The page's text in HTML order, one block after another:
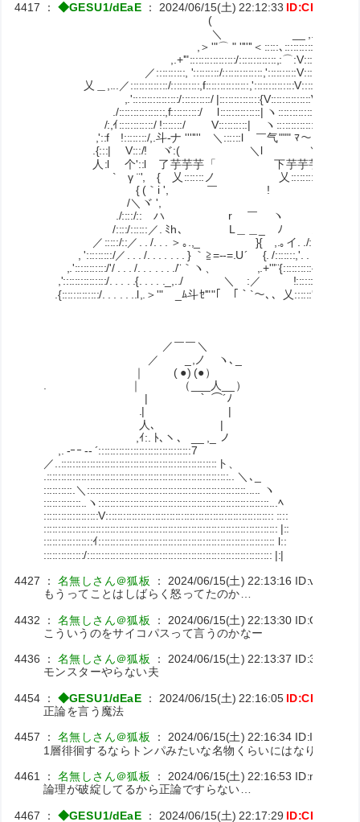
4417 ：◆GESU1/dEaE ： 2024/06/15(土) 22:12:33
(
＼ __ ,.斗-､
,＞'"⌒ " ''''''＜:::::､::::::::::＼
,.+'"::::::::::::::::/:::::::::::::,:⌒:V:::::::::::ﾊ:.x'
／::::::::::, ':::::::::/::::::::::::::,'::::::::::V:::::::::::::V:
乂＿,...／:::::::::::::/::::::::::,f:::::::::::::::,'::::::::::::::V:::::::::::::V::::
,.'::::::::::::::::/::::::::::/
./::::::::::::::::,f::::::::::/ l::::::::::::::| ヽ
/:,ｲ::::::::::::/ !:::::::/ V::::::::::| ヽ
,'::f !::::::::/,.斗‐ナ ''''''' ＼::::::l ￣气""" ﾏ～
.{:::| V:::/! ヾ:( ＼l ＼
人:l 个'::l 了芋芋芋「 下芋芋芋ﾈ
` γ ¨', { 乂:::::::ノ 乂::::::::ノ
{ (｀i ', ￣ ! ￣
/＼ヾ ',
./::::/::ゝハ r ￣ ヽ
/::::/::::::／. ﾐh､ L＿＿_ ﾉ ／/::::::/.
／:::::/::／. . /. . . ＞｡.,_ }{ ,.｡イ. ./::::::/. .
, ':::::::::/／. . . /. . . . . . . } ｀≧=--=.U´ {. /:::::::,'. . .
,.':::::::::::/'/ . . . /. . . . . . ./¨｀ヽ、 ,.+'"¨{::::::::::{V. .
,':::::::::::::::/. . . . .{. . . . ._,../ ＼ :／ !:::::::::l. ヽ.
.{:::::::::::::/. . . . . ..l,.＞'" _ﾑ斗ｾ'""｢￣｢｀`～､、乂::::::',. . ヽ
／￣￣＼
／ _,ノ ヽ､_
｜ ( ●) (●） 確かに長波は俺
. ｜ （___人__）
| ｀ ⌒´ﾉ でももう俺は
.| |
人､ |
,ｲ:. ﾄ､ヽ、 __ ,_ ノ
,. -ｰｰ -‐ ´::::::::::::::::::::::::::::::::7
／..::::::::::::::::::::::::::::::::::::::::::::::::::::::ト、
.:::::::::::::::::::::::::::::::::::::::::::::::::::::::::::::::.. ＼､_
::::::::::.＼:::::::::::::::::::::::::::::::::::::::::::::::::::::::..... ヽ
:::::::::::::..ヽ:::::::::::::::::::::::::::::::::::::::::::::::::::::::::::...ﾍ
:::::::::::::::::::V:::::::::::::::::::::::::::::::::::::::::::::::::::::::::: ::::
::::::::::::::::::::::::::::::::::::::::::::::::::::::::::::::::::::::::::::::::: |::
:::::::::::::::::ｲ::::::::::::::::::::::::::::::::::::::::::::::::::::::::::::: l::
::::::::::::::/:::::::::::::::::::::::::::::::::::::::::::::::::::::::::::::::: |:|
4427 ：名無しさん＠狐板 ： 2024/06/15(土) 22:13:16
もうってことはしばらく怒ってたのか…
4432 ：名無しさん＠狐板 ： 2024/06/15(土) 22:13:30
こういうのをサイコパスって言うのかなー
4436 ：名無しさん＠狐板 ： 2024/06/15(土) 22:13:37
モンスターやらない夫
4454 ：◆GESU1/dEaE ： 2024/06/15(土) 22:16:05
正論を言う魔法
4457 ：名無しさん＠狐板 ：2024/06/15(土) 22:16:34
ID:IuzZi3X6
1層徘徊するならトンパみたいな名物くらいにはなりそうだ
4461 ：名無しさん＠狐板 ： 2024/06/15(土) 22:16:53 ID:m/Al4f71
論理が破綻してるから正論ですらない…
4467 ：◆GESU1/dEaE ： 2024/06/15(土) 22:17:29